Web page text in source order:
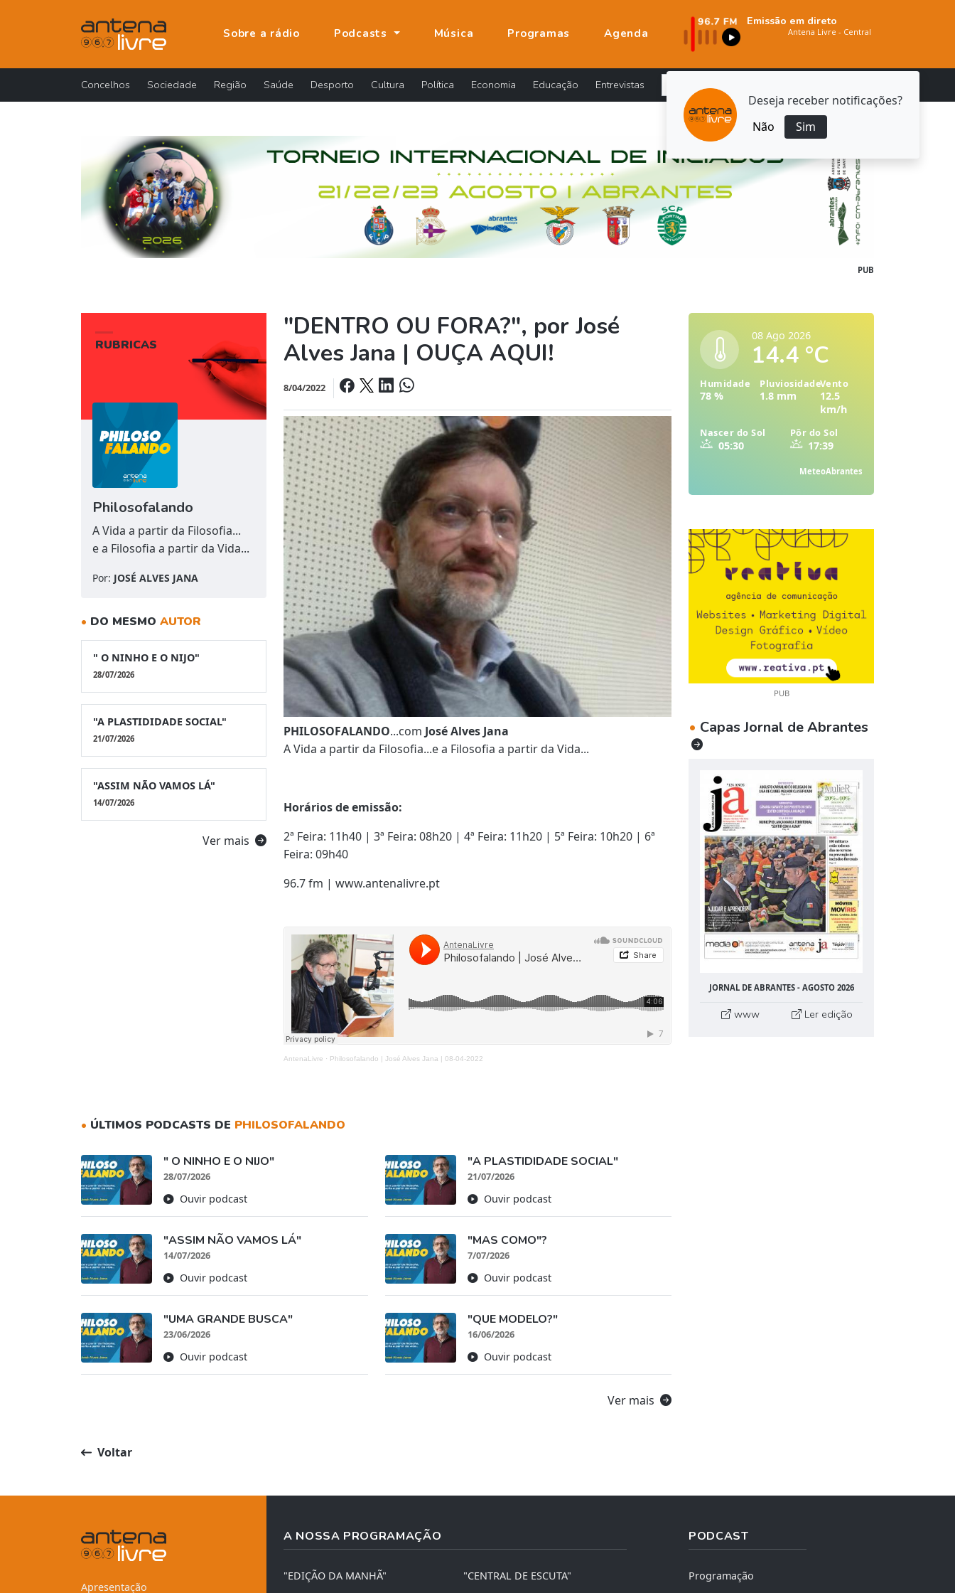
Deseja receber notificações?
Não
Sim
Sobre a rádio Podcasts Música Programas Agenda
Emissão em direto
Concelhos Sociedade Região Saúde Desporto Cultura Política Economia Educação Entrevistas
PUB
RUBRICAS
Philosofalando
A Vida a partir da Filosofia...
e a Filosofia a partir da Vida...
Por: JOSÉ ALVES JANA
• DO MESMO AUTOR
" O NINHO E O NIJO"
28/07/2026
"A PLASTIDIDADE SOCIAL"
21/07/2026
"ASSIM NÃO VAMOS LÁ"
14/07/2026
Ver mais
"DENTRO OU FORA?", por José
Alves Jana | OUÇA AQUI!
8/04/2022
PHILOSOFALANDO...com José Alves Jana
A Vida a partir da Filosofia...e a Filosofia a partir da Vida...
Horários de emissão:
2ª Feira: 11h40 | 3ª Feira: 08h20 | 4ª Feira: 11h20 | 5ª Feira: 10h20 | 6ª
Feira: 09h40
96.7 fm | www.antenalivre.pt
AntenaLivre · Philosofalando | José Alves Jana | 08-04-2022
• ÚLTIMOS PODCASTS DE PHILOSOFALANDO
" O NINHO E O NIJO"
28/07/2026
Ouvir podcast
"A PLASTIDIDADE SOCIAL"
21/07/2026
Ouvir podcast
"ASSIM NÃO VAMOS LÁ"
14/07/2026
Ouvir podcast
"MAS COMO"?
7/07/2026
Ouvir podcast
"UMA GRANDE BUSCA"
23/06/2026
Ouvir podcast
"QUE MODELO?"
16/06/2026
Ouvir podcast
Ver mais
Voltar
08 Ago 2026
14.4 °C
Humidade
78 %
Pluviosidade
1.8 mm
Vento
12.5
km/h
Nascer do Sol
05:30
Pôr do Sol
17:39
MeteoAbrantes
PUB
• Capas Jornal de Abrantes
JORNAL DE ABRANTES - AGOSTO 2026
www Ler edição
Apresentação
A NOSSA PROGRAMAÇÃO
"EDIÇÃO DA MANHÃ" "CENTRAL DE ESCUTA"
PODCAST
Programação